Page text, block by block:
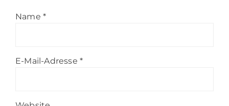
Name *
E-Mail-Adresse *